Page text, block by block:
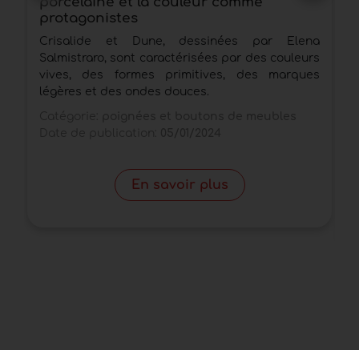
protagonistes
Crisalide et Dune, dessinées par Elena
Salmistraro, sont caractérisées par des couleurs
vives, des formes primitives, des marques
légères et des ondes douces.
En savoir plus